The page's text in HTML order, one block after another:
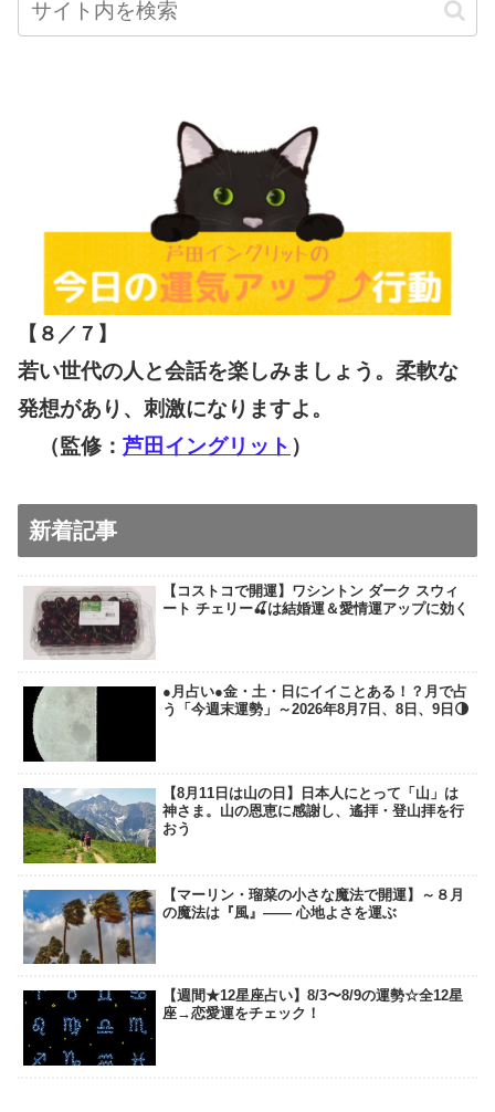
【８／７ 】
若い世代の人と会話を楽しみましょう。柔軟な
発想があり、刺激になりますよ。
（監修： 芦田イングリット ）
新着記事
【コストコで開運】ワシントン ダーク スウィ
ート チェリー🍒は結婚運＆愛情運アップに効く
●月占い●金・土・日にイイことある！？月で占
う「今週末運勢」～2026年8月7日、8日、9日🌗
【8月11日は山の日】日本人にとって「山」は
神さま。山の恩恵に感謝し、遙拝・登山拝を行
おう
【マーリン・瑠菜の小さな魔法で開運】～８月
の魔法は『風』―― 心地よさを運ぶ
【週間★12星座占い】8/3〜8/9の運勢☆全12星
座→恋愛運をチェック！